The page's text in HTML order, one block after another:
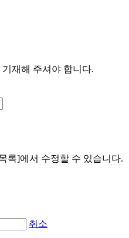
재해 주셔야 합니다.
록]에서 수정할 수 있습니다.
취소